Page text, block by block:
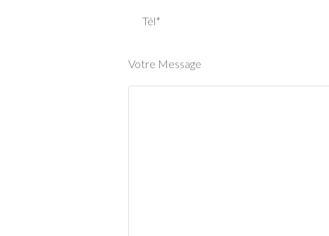
Tél*
Votre Message